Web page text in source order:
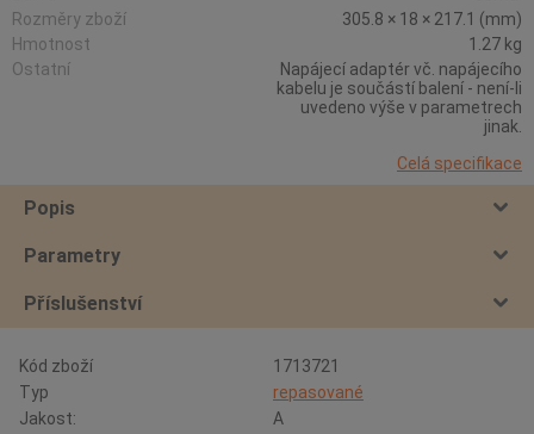
Rozměry zboží
305.8 × 18 × 217.1 (mm)
Hmotnost
1.27 kg
Ostatní
Napájecí adaptér vč. napájecího
kabelu je součástí balení - není-li
uvedeno výše v parametrech
jinak.
Celá specifikace
Popis
Parametry
Příslušenství
Kód zboží
1713721
Typ
repasované
Jakost:
A